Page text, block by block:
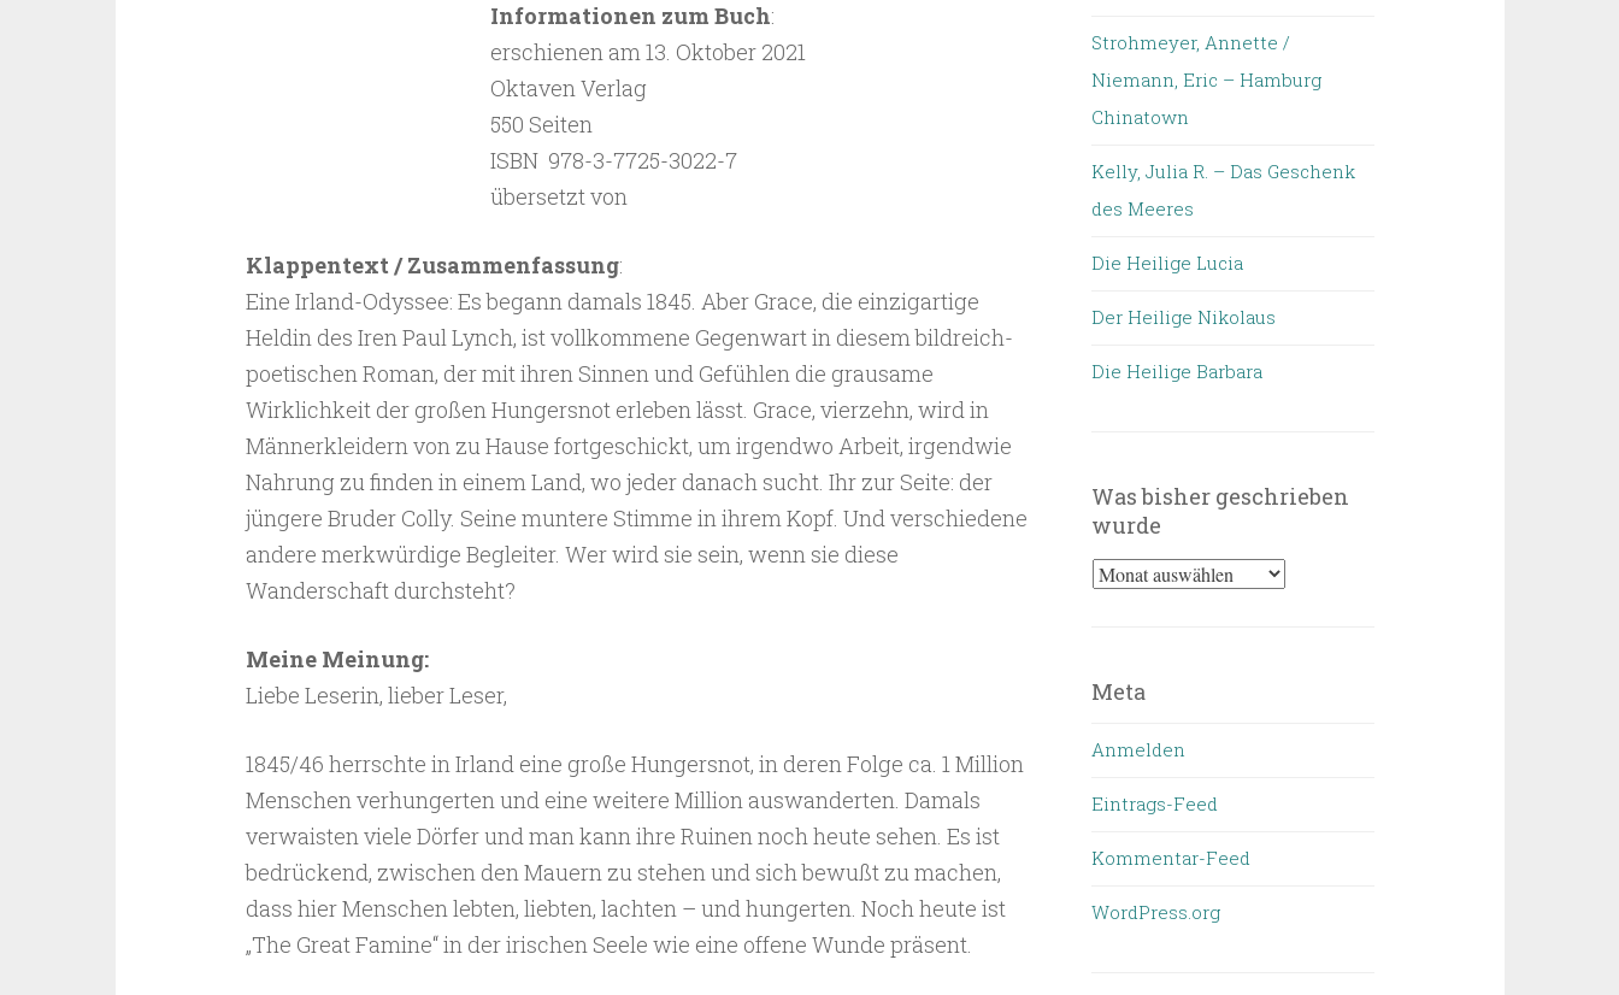
Informationen zum Buch:
erschienen am 13. Oktober 2021
Oktaven Verlag
550 Seiten
ISBN ‎ 978-3-7725-3022-7
übersetzt von
Klappentext / Zusammenfassung:
Eine Irland-Odyssee: Es begann damals 1845. Aber Grace, die einzigartige
Heldin des Iren Paul Lynch, ist vollkommene Gegenwart in diesem bildreich-
poetischen Roman, der mit ihren Sinnen und Gefühlen die grausame
Wirklichkeit der großen Hungersnot erleben lässt. Grace, vierzehn, wird in
Männerkleidern von zu Hause fortgeschickt, um irgendwo Arbeit, irgendwie
Nahrung zu finden in einem Land, wo jeder danach sucht. Ihr zur Seite: der
jüngere Bruder Colly. Seine muntere Stimme in ihrem Kopf. Und verschiedene
andere merkwürdige Begleiter. Wer wird sie sein, wenn sie diese
Wanderschaft durchsteht?
Meine Meinung:
Liebe Leserin, lieber Leser,
1845/46 herrschte in Irland eine große Hungersnot, in deren Folge ca. 1 Million
Menschen verhungerten und eine weitere Million auswanderten. Damals
verwaisten viele Dörfer und man kann ihre Ruinen noch heute sehen. Es ist
bedrückend, zwischen den Mauern zu stehen und sich bewußt zu machen,
dass hier Menschen lebten, liebten, lachten – und hungerten. Noch heute ist
„The Great Famine“ in der irischen Seele wie eine offene Wunde präsent.
Strohmeyer, Annette /
Niemann, Eric – Hamburg
Chinatown
Kelly, Julia R. – Das Geschenk
des Meeres
Die Heilige Lucia
Der Heilige Nikolaus
Die Heilige Barbara
Was bisher geschrieben
wurde
Was
wurde
Meta
Anmelden
Eintrags-Feed
Kommentar-Feed
WordPress.org